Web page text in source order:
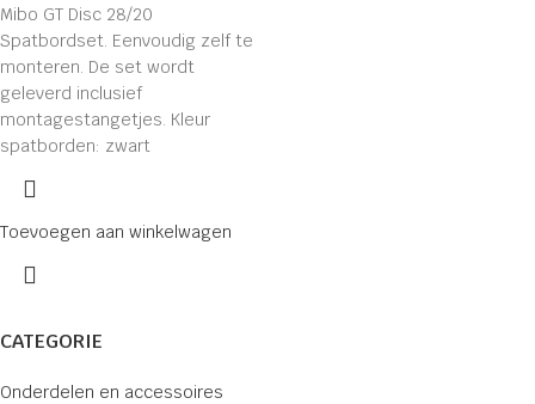
CATEGORIE
Onderdelen en accessoires
Mibo GT Disc 28/20
Spatbordset. Eenvoudig zelf te
monteren. De set wordt
geleverd inclusief
montagestangetjes. Kleur
spatborden: zwart
Toevoegen aan winkelwagen